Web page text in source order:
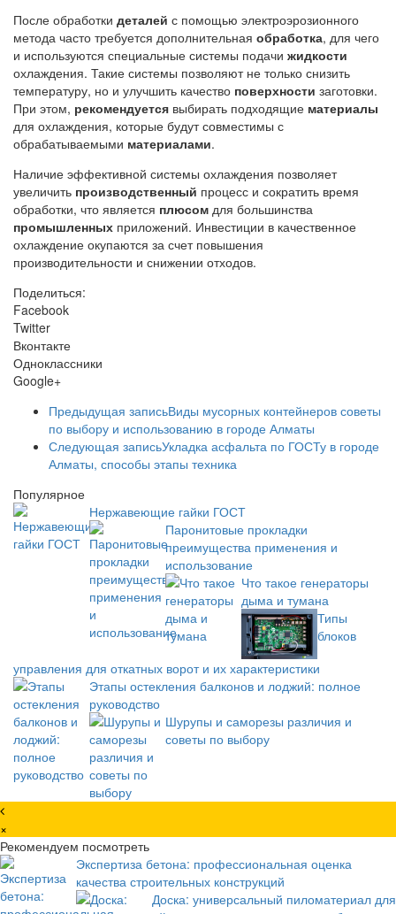
После обработки деталей с помощью электроэрозионного
метода часто требуется дополнительная обработка, для чего
и используются специальные системы подачи жидкости
охлаждения. Такие системы позволяют не только снизить
температуру, но и улучшить качество поверхности заготовки.
При этом, рекомендуется выбирать подходящие материалы
для охлаждения, которые будут совместимы с
обрабатываемыми материалами.
Наличие эффективной системы охлаждения позволяет
увеличить производственный процесс и сократить время
обработки, что является плюсом для большинства
промышленных приложений. Инвестиции в качественное
охлаждение окупаются за счет повышения
производительности и снижении отходов.
Поделиться:
Facebook
Twitter
Вконтакте
Одноклассники
Google+
Предыдущая записьВиды мусорных контейнеров советы
по выбору и использованию в городе Алматы
Следующая записьУкладка асфальта по ГОСТу в городе
Алматы, способы этапы техника
Популярное
Нержавеющие гайки ГОСТ
Паронитовые прокладки
преимущества применения и
использование
Что такое генераторы
дыма и тумана
Типы
блоков
управления для откатных ворот и их характеристики
Этапы остекления балконов и лоджий: полное
руководство
Шурупы и саморезы различия и
советы по выбору
×
Рекомендуем посмотреть
Экспертиза бетона: профессиональная оценка
качества строительных конструкций
Доска: универсальный пиломатериал для